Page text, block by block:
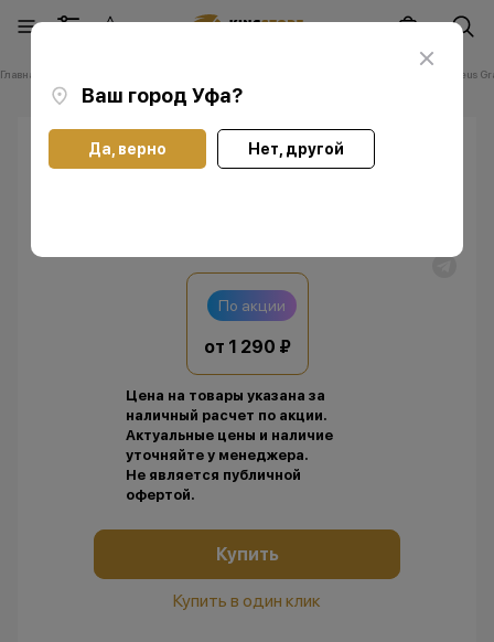
Ваш город Уфа?
Да, верно Нет, другой
Главная Автомобильная зарядка Baseus
По акции
от 1 290 ₽
Цена на товары указана за
наличный расчет по акции.
Актуальные цены и наличие
уточняйте у менеджера.
Не является публичной
офертой.
Купить
Купить в один клик